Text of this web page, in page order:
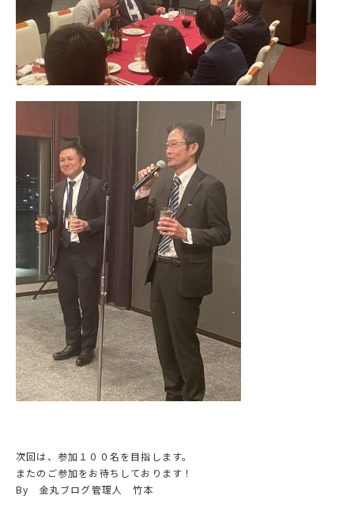
次回は、参加１００名を目指します。
またのご参加をお待ちしております！
By 金丸ブログ管理人 竹本